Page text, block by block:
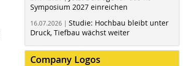
Symposium 2027 einreichen
16.07.2026 | Studie: Hochbau bleibt unter
Druck, Tiefbau wächst weiter
Company Logos